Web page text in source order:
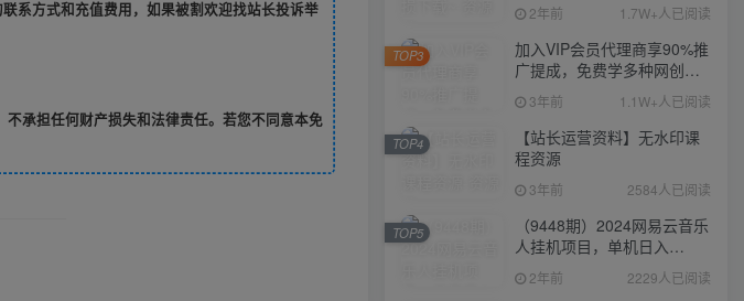
系方式和充值费用，如果被割欢迎找站长投诉举
承担任何财产损失和法律责任。若您不同意本免
2年前 1.7W+人已阅读
加入VIP会员代理商享90%推
广提成，免费学多种网创课
程，菜鸟秒变大神
3年前 1.1W+人已阅读
TOP3
【站长运营资料】无水印课
程资源
3年前 2584人已阅读
TOP4
（9448期）2024网易云音乐
人挂机项目，单机日入
150+，无脑月入5000+
2年前 2229人已阅读
TOP5